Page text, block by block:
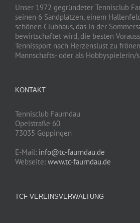
Unser 1972 gegründeter Tennisclub
seinen 6 Sandplätzen, einem
schönen Clubhaus, das in der
bewirtschaftet wird, die besten
Tennissport nach Herzenslust zu
Mannschafts- oder als Hobbyspielerin/
KONTAKT
Tennisclub Faurndau
Opelstraße 60
73035 Göppingen
E-Mail: info@tc-faurndau.de
Webseite: www.tc-faurndau.de
TCF VEREINSVERWALTUNG